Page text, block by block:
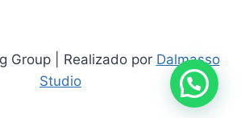
Group | Realizado por Dalmasso
Studio
podemos ayudarte?